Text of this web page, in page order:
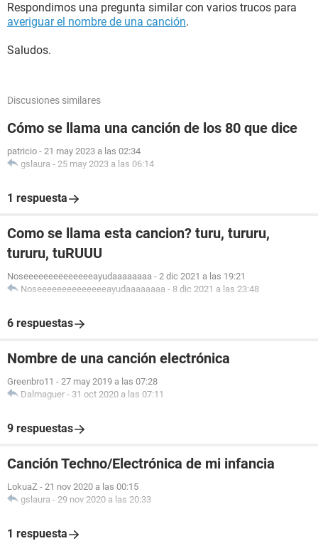
Respondimos una pregunta similar con varios trucos para
averiguar el nombre de una canción.
Saludos.
Discusiones similares
Cómo se llama una canción de los 80 que dice
patricio - 21 may 2023 a las 02:34
gslaura - 25 may 2023 a las 06:14
1 respuesta
Como se llama esta cancion? turu, tururu,
tururu, tuRUUU
Noseeeeeeeeeeeeeeayudaaaaaaaa - 2 dic 2021 a las 19:21
Noseeeeeeeeeeeeeeayudaaaaaaaa - 8 dic 2021 a las 23:48
6 respuestas
Nombre de una canción electrónica
Greenbro11 - 27 may 2019 a las 07:28
Dalmaguer - 31 oct 2020 a las 07:11
9 respuestas
Canción Techno/Electrónica de mi infancia
LokuaZ - 21 nov 2020 a las 00:15
gslaura - 29 nov 2020 a las 20:33
1 respuesta